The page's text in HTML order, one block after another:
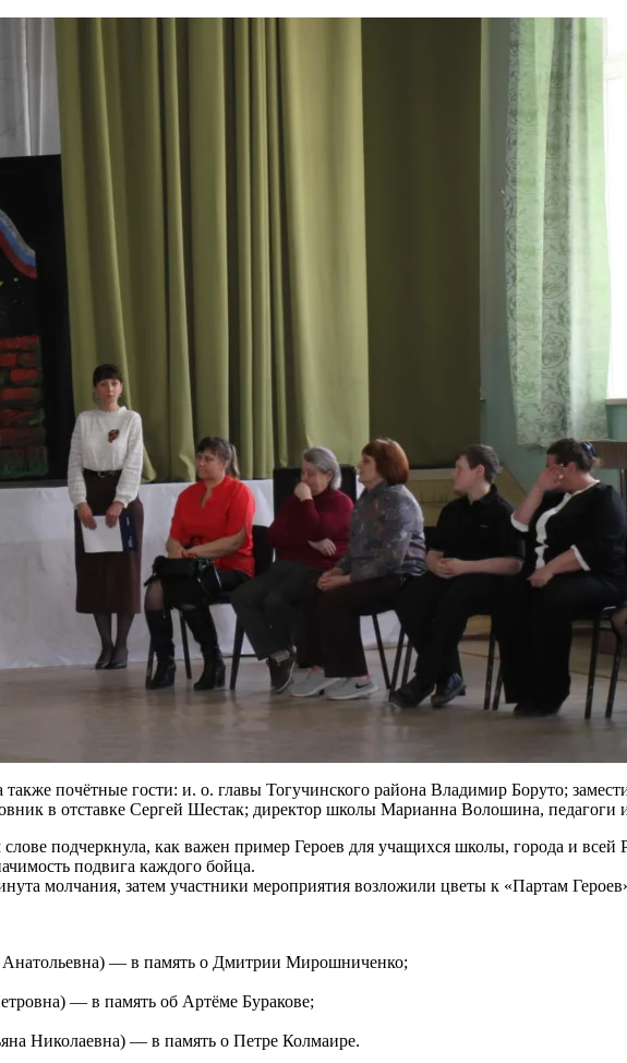
почётные гости: и. о. главы Тогучинского района Владимир Боруто;
в отставке Сергей Шестак; директор школы Марианна Волошина, педагоги
подчеркнула, как важен пример Героев для учащихся школы, города и всей
подвига каждого бойца.
молчания, затем участники мероприятия возложили цветы к «Партам
— в память о Дмитрии Мирошниченко;
— в память об Артёме Буракове;
Николаевна) — в память о Петре Колмаире.